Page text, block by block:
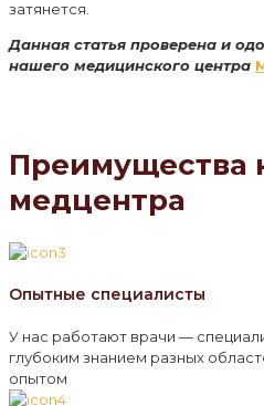
затянется.
Данная статья проверена и
нашего медицинского центра
Преимущества
медцентра
Опытные специалисты
У нас работают врачи —
глубоким знанием разных
опытом